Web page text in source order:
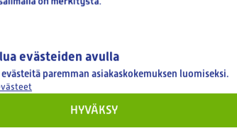
evästeiden avulla
paremman asiakaskokemuksen luomiseksi.
HYVÄKSY